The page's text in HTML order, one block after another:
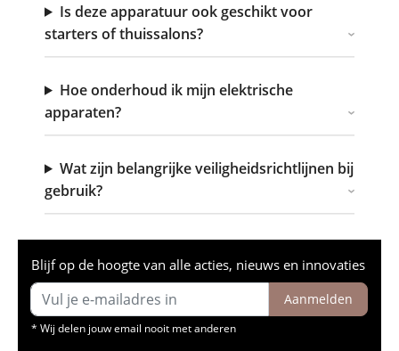
Is deze apparatuur ook geschikt voor
starters of thuissalons?
Hoe onderhoud ik mijn elektrische
apparaten?
Wat zijn belangrijke veiligheidsrichtlijnen bij
gebruik?
Blijf op de hoogte van alle acties, nieuws en innovaties
Aanmelden
* Wij delen jouw email nooit met anderen